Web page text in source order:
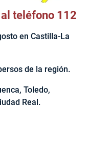
teléfono 112
en Castilla-La
de la región.
Toledo,
Real.